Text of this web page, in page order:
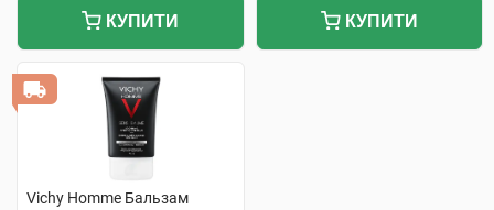
КУПИТИ КУПИТИ
Vichy Homme Бальзам